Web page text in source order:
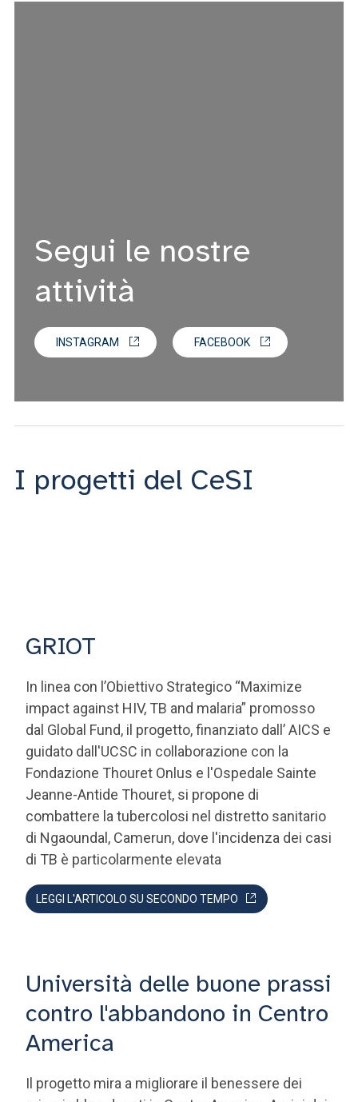
attività
INSTAGRAM
In linea con l’Obiettivo Strategico “Maximize
dal Global Fund, il progetto, finanziato dall’ AICS e
guidato dall'UCSC in collaborazione con la
Fondazione Thouret Onlus e l'Ospedale Sainte
Jeanne-Antide Thouret, si propone di
combattere la tubercolosi nel distretto sanitario
di Ngaoundal, Camerun, dove l'incidenza dei casi
di TB è particolarmente elevata
LEGGI L'ARTICOLO SU SECONDO TEMPO
contro l'abbandono in Centro
America
Il progetto mira a migliorare il benessere dei
Bambini Ai.Bi è l'ente capofila, e l’UCSC, insieme